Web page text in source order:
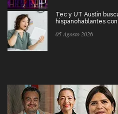
Tec y UT Austin
hispanohablantes
05 Agosto 2026